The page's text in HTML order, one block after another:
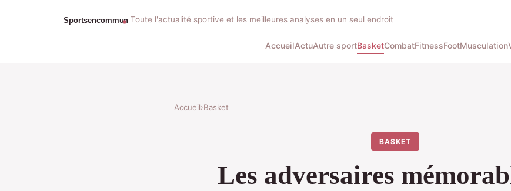
Toute l'actualité sportive et les meilleures analyses en un seul endroit
AccueilActuAutre sportBasketCombatFitnessFootMusculation
Accueil›Basket
BASKET
Les adversaires